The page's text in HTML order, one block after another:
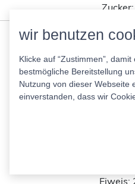
Zucker:
Ähnliche
Emmentaler
Hartkäse,
Maggi
Eiweis:
wir benutzen
Klicke auf “Zustimmen”,
bestmögliche Bereitstellung
Nutzung von dieser Webseite
einverstanden, dass wir